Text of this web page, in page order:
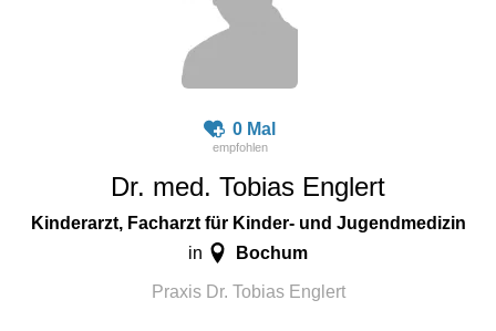
0 Mal
Dr. med. Tobias Englert
Kinderarzt, Facharzt für Kinder- und Jugendmedizin
in Bochum
Praxis Dr. Tobias Englert